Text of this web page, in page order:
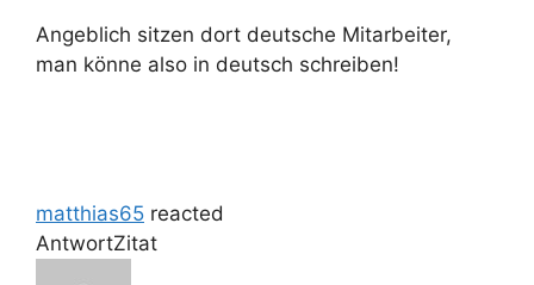
Angeblich sitzen dort deutsche Mitarbeiter,
man könne also in deutsch schreiben!
matthias65 reacted
AntwortZitat